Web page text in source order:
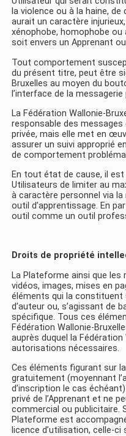
la violence ou à la haine,
aurait un caractère
xénophobe, homophobe
soit envers un Apprenant
Tout comportement
du présent titre, peut être
Bruxelles au moyen du
l’interface de la messagerie
La Fédération Wallonie-
responsable des messages
privée, mais elle met en
assurer un suivi approprié
de comportement
En tout état de cause, il est
Utilisateurs de limiter au
à caractère personnel via
outil d’apprentissage. En
outil comme un outil
Droits de propriété
La Plateforme ainsi que
vidéos, images, mises en
éléments qui la
d’auteur ou, s’agissant de
spécifique. Tous ces
Fédération Wallonie-
auprès duquel la
autorisations nécessaires.
Ces éléments figurant sur
gratuitement (moyennant
d’inscription le cas
privé de l’Apprenant et ne
commercial ou publicitaire.
Plateforme est
licence d’utilisation, celle-ci